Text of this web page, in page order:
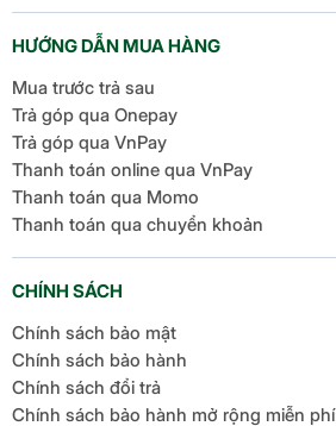
HƯỚNG DẪN MUA HÀNG
Mua trước trả sau
Trả góp qua Onepay
Trả góp qua VnPay
Thanh toán online qua VnPay
Thanh toán qua Momo
Thanh toán qua chuyển khoản
CHÍNH SÁCH
Chính sách bảo mật
Chính sách bảo hành
Chính sách đổi trả
Chính sách bảo hành mở rộng miễn phí